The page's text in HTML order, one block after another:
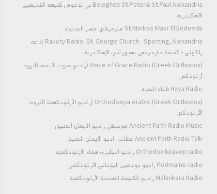
Beloghos St.Peter& St.Paul Alexandria بي لوغوس كنيسه القديسين
الاسكندريه
St.Markos Masr ElGedeeda مارمرقس مصر الجديده
Rakoty Radio: St. George Church - Sporting, Alexandria إذاعة
راكوتى - كنيسة مارجرجس بسبورتنج، الإسكندرية
Voice of Grace Radio (Greek Orthodox) (راديو صوت النعمة (للروم
أرثوذكس
Haya Radio قناه الحياه
Orthodoxiya Arabic (Greek Orthodox) (راديو الأرثوذكسية (للروم
الأرثودكس
Ancient Faith Radio Music موسيقي راديو الايمان العتيق
Ancient Faith Radio Talk عظات راديو الايمان العتيق
Orthodox heaven radio راديو انجليزي سماء الارثوذكسيه
Podmaine radio راديو بودمين اليوناني الارثوذكسي
Malankara Radio راديو للكنيسة الهندية الأرثوذكسية